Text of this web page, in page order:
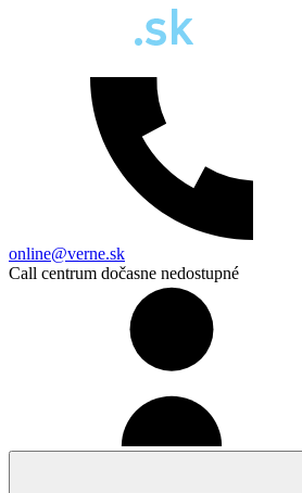
online@verne.sk
Call centrum dočasne nedostupné